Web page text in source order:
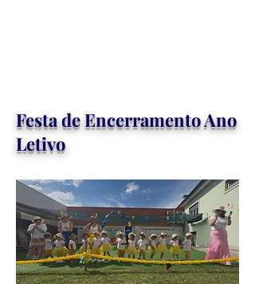
Festa de Encerramento Ano
Letivo